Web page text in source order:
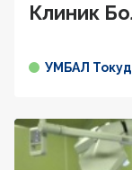
Клиник
УМБАЛ